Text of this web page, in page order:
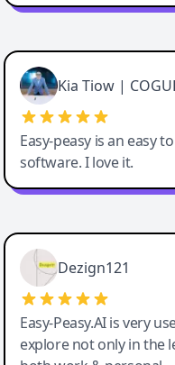
Cody Crabb
Great service, Best AI tool
Kia Tiow |
Easy-peasy is an easy
software. I love it.
Easy-Peasy AI
Dezign121
Easy-Peasy.AI is very
explore not only in the